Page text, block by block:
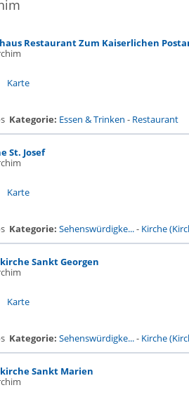
Restaurant Zum Kaiserlichen
Karte
Kategorie: Essen & Trinken - Restaurant
St. Josef
Karte
Kategorie: Sehenswürdigke...- Kirche
Sankt Georgen
Karte
Kategorie: Sehenswürdigke...- Kirche
Sankt Marien